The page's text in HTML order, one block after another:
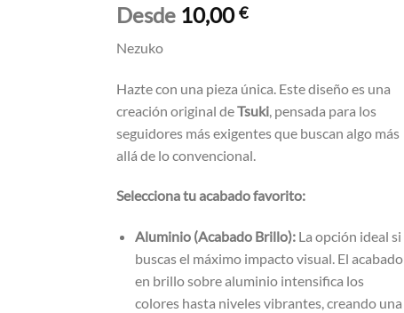
Desde 10,00€
Nezuko
Hazte con una pieza única. Este diseño es una
creación original deTsuki , pensada para los
seguidores más exigentes que buscan algo más
allá de lo convencional.
Selecciona tu acabado favorito:
Aluminio (Acabado Brillo):La opción ideal si
buscas el máximo impacto visual. El acabado
en brillo sobre aluminio intensifica los
colores hasta niveles vibrantes, creando una